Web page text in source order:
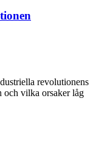
revolutionens
och vilka orsaker låg